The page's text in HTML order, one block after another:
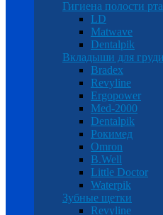
Гигиена полости рта
LD
Matwave
Dentalpik
Вкладыши для груди
Bradex
Revyline
Ergopower
Med-2000
Dentalpik
Рокимед
Omron
B.Well
Little Doctor
Waterpik
Зубные щетки
Revyline